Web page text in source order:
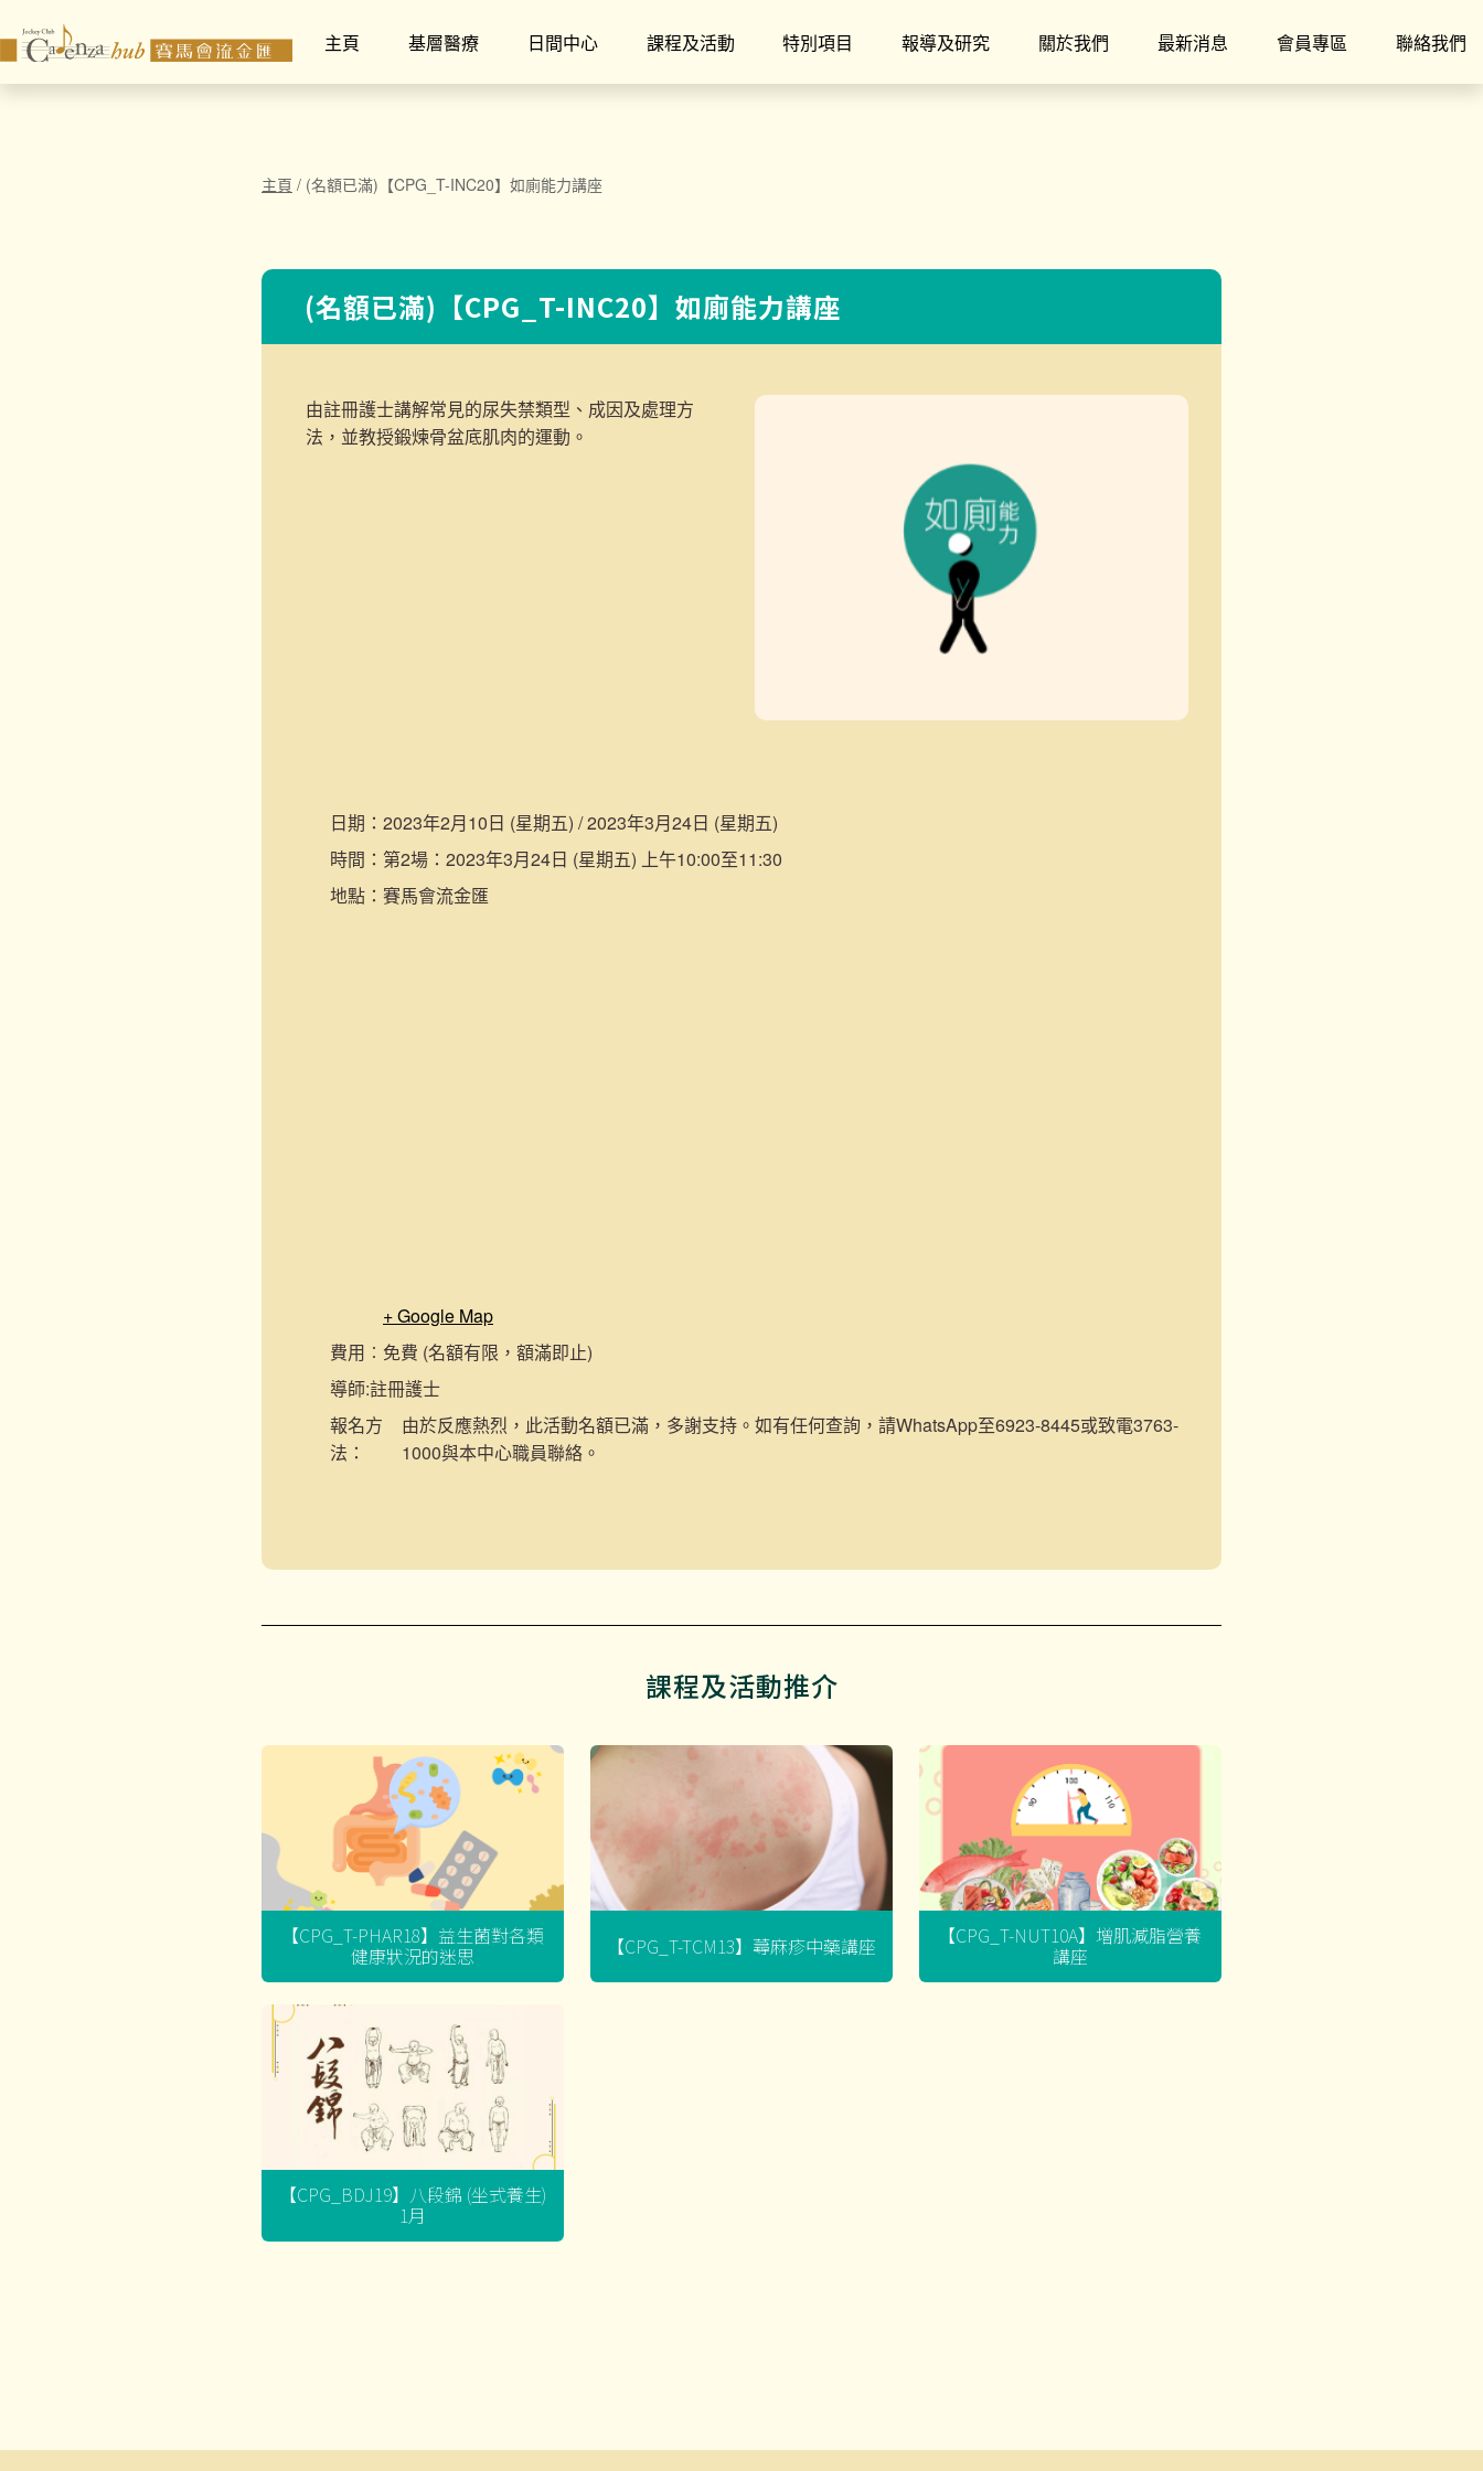
主頁 基層醫療 日間中心 課程及活動 特別項目 報導及研究 關於我們 最新消息 會員專區 聯絡我們
主頁 / (名額已滿)【CPG_T-INC20】如廁能力講座
(名額已滿)【CPG_T-INC20】如廁能力講座
由註冊護士講解常見的尿失禁類型、成因及處理方
法，並教授鍛煉骨盆底肌肉的運動。
日期： 2023年2月10日 (星期五) / 2023年3月24日 (星期五)
時間： 第2場：2023年3月24日 (星期五) 上午10:00至11:30
地點： 賽馬會流金匯
+ Google Map
費用︰ 免費 (名額有限，額滿即止)
導師:註冊護士
報名方
法：
由於反應熱烈，此活動名額已滿，多謝支持。如有任何查詢，請WhatsApp至6923-8445或致電3763-
1000與本中心職員聯絡。
課程及活動推介
【CPG_T-PHAR18】益生菌對各類
健康狀況的迷思 【CPG_T-TCM13】蕁麻疹中藥講座 【CPG_T-NUT10A】增肌減脂營養
講座
【CPG_BDJ19】八段錦 (坐式養生)
1月